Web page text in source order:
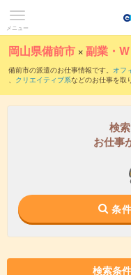
メニュー
岡山県備前市 ×副業・
備前市の派遣のお仕事情報です。 オフ
、 クリエイティブ系などのお仕事を取
検
お仕事
条
検索条